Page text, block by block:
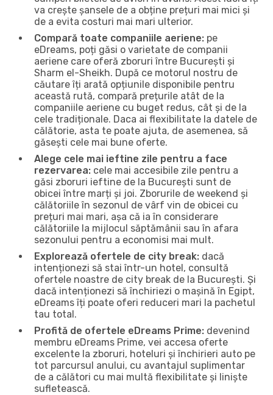
va crește șansele de a obține prețuri mai mici și
de a evita costuri mai mari ulterior.
Compară toate companiile aeriene: pe
eDreams, poți găsi o varietate de companii
aeriene care oferă zboruri între București și
Sharm el-Sheikh. După ce motorul nostru de
căutare îți arată opțiunile disponibile pentru
această rută, compară prețurile atât de la
companiile aeriene cu buget redus, cât și de la
cele tradiționale. Daca ai flexibilitate la datele de
călătorie, asta te poate ajuta, de asemenea, să
găsești cele mai bune oferte.
Alege cele mai ieftine zile pentru a face
rezervarea: cele mai accesibile zile pentru a
găsi zboruri ieftine de la București sunt de
obicei între marți și joi. Zborurile de weekend și
călătoriile în sezonul de vârf vin de obicei cu
prețuri mai mari, așa că ia în considerare
călătoriile la mijlocul săptămânii sau în afara
sezonului pentru a economisi mai mult.
Explorează ofertele de city break: dacă
intenționezi să stai într-un hotel, consultă
ofertele noastre de city break de la București. Și
dacă intenționezi să închiriezi o mașină în Egipt,
eDreams îți poate oferi reduceri mari la pachetul
tau total.
Profită de ofertele eDreams Prime: devenind
membru eDreams Prime, vei accesa oferte
excelente la zboruri, hoteluri și închirieri auto pe
tot parcursul anului, cu avantajul suplimentar
de a călători cu mai multă flexibilitate și liniște
sufletească.